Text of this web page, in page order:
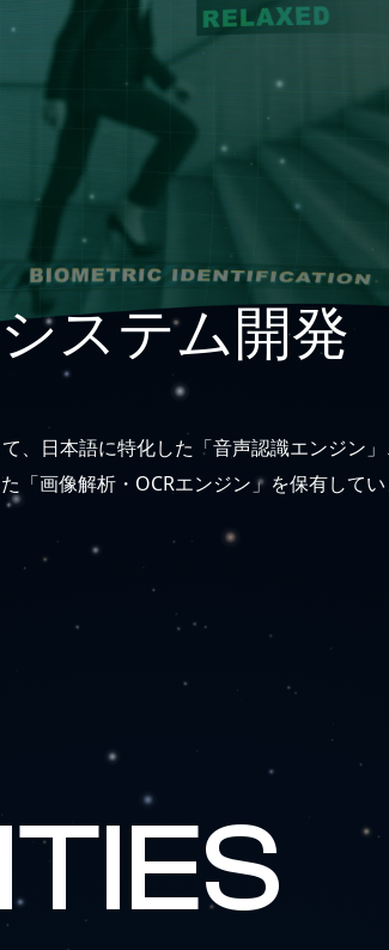
システム開発
、日本語に特化した「音声認識エンジン
「画像解析・OCRエンジン」を保有してい